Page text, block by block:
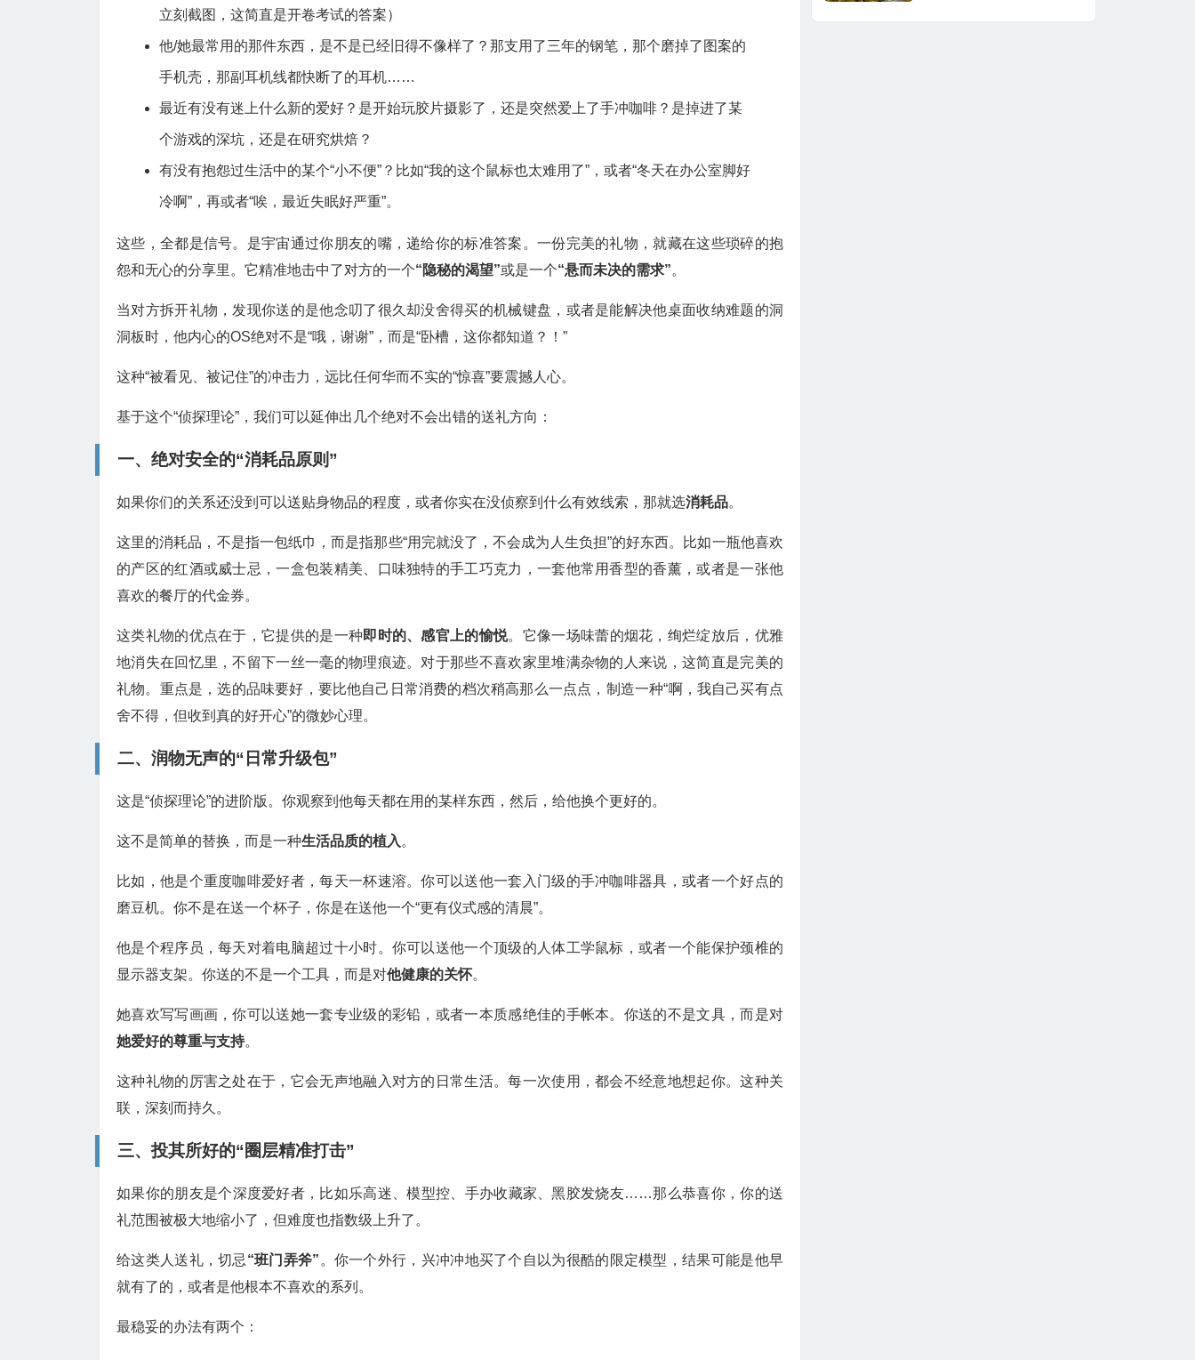
立刻截图，这简直是开卷考试的答案）
他/她最常用的那件东西，是不是已经旧得不像样了？那支用了三年的钢笔，那个磨掉了图案的
手机壳，那副耳机线都快断了的耳机……
最近有没有迷上什么新的爱好？是开始玩胶片摄影了，还是突然爱上了手冲咖啡？是掉进了某
个游戏的深坑，还是在研究烘焙？
有没有抱怨过生活中的某个“小不便”？比如“我的这个鼠标也太难用了”，或者“冬天在办公室脚好
冷啊”，再或者“唉，最近失眠好严重”。
这些，全都是信号。是宇宙通过你朋友的嘴，递给你的标准答案。一份完美的礼物，就藏在这些琐碎的抱
怨和无心的分享里。它精准地击中了对方的一个“隐秘的渴望”或是一个“悬而未决的需求”。
当对方拆开礼物，发现你送的是他念叨了很久却没舍得买的机械键盘，或者是能解决他桌面收纳难题的洞
洞板时，他内心的OS绝对不是“哦，谢谢”，而是“卧槽，这你都知道？！”
这种“被看见、被记住”的冲击力，远比任何华而不实的“惊喜”要震撼人心。
基于这个“侦探理论”，我们可以延伸出几个绝对不会出错的送礼方向：
一、绝对安全的“消耗品原则”
如果你们的关系还没到可以送贴身物品的程度，或者你实在没侦察到什么有效线索，那就选消耗品。
这里的消耗品，不是指一包纸巾，而是指那些“用完就没了，不会成为人生负担”的好东西。比如一瓶他喜欢
的产区的红酒或威士忌，一盒包装精美、口味独特的手工巧克力，一套他常用香型的香薰，或者是一张他
喜欢的餐厅的代金券。
这类礼物的优点在于，它提供的是一种 即时的、感官上的愉悦。它像一场味蕾的烟花，绚烂绽放后，优雅
地消失在回忆里，不留下一丝一毫的物理痕迹。对于那些不喜欢家里堆满杂物的人来说，这简直是完美的
礼物。重点是，选的品味要好，要比他自己日常消费的档次稍高那么一点点，制造一种“啊，我自己买有点
舍不得，但收到真的好开心”的微妙心理。
二、润物无声的“日常升级包”
这是“侦探理论”的进阶版。你观察到他每天都在用的某样东西，然后，给他换个更好的。
这不是简单的替换，而是一种生活品质的植入 。
比如，他是个重度咖啡爱好者，每天一杯速溶。你可以送他一套入门级的手冲咖啡器具，或者一个好点的
磨豆机。你不是在送一个杯子，你是在送他一个“更有仪式感的清晨”。
他是个程序员，每天对着电脑超过十小时。你可以送他一个顶级的人体工学鼠标，或者一个能保护颈椎的
显示器支架。你送的不是一个工具，而是对他健康的关怀。
她喜欢写写画画，你可以送她一套专业级的彩铅，或者一本质感绝佳的手帐本。你送的不是文具，而是对
她爱好的尊重与支持。
这种礼物的厉害之处在于，它会无声地融入对方的日常生活。每一次使用，都会不经意地想起你。这种关
联，深刻而持久。
三、投其所好的“圈层精准打击”
如果你的朋友是个深度爱好者，比如乐高迷、模型控、手办收藏家、黑胶发烧友……那么恭喜你，你的送
礼范围被极大地缩小了，但难度也指数级上升了。
给这类人送礼，切忌 “班门弄斧” 。你一个外行，兴冲冲地买了个自以为很酷的限定模型，结果可能是他早
就有了的，或者是他根本不喜欢的系列。
最稳妥的办法有两个：